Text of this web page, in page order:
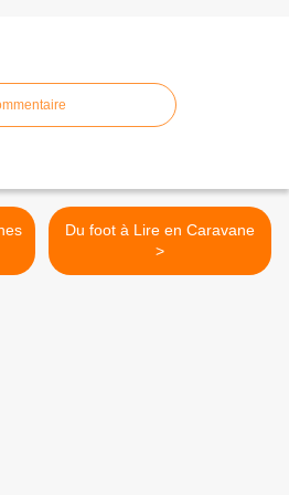
Du foot à Lire en Caravane
>